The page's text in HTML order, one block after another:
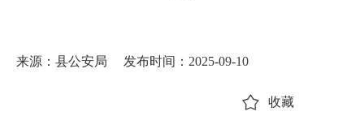
来源：县公安局 发布时间：2025-09-10
收藏